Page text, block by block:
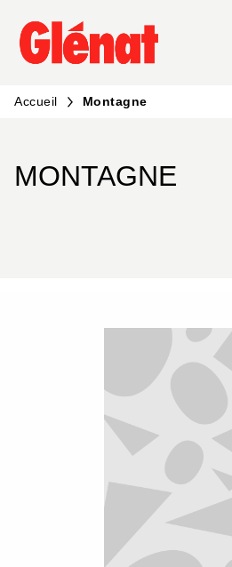
MENU RECHERCHE
PIED DE PAGE
Accueil Montagne
MONTAGNE